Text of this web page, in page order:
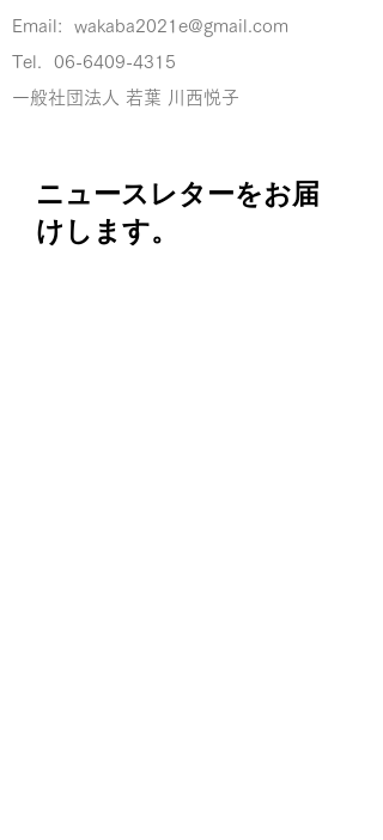
Email: wakaba2021e@gmail.com
Tel. 06-6409-4315
一般社団法人 若葉 川西悦子
ニュースレターをお届
けします。